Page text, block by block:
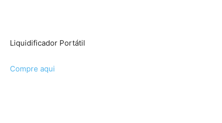
Liquidificador Portátil
Compre aqui